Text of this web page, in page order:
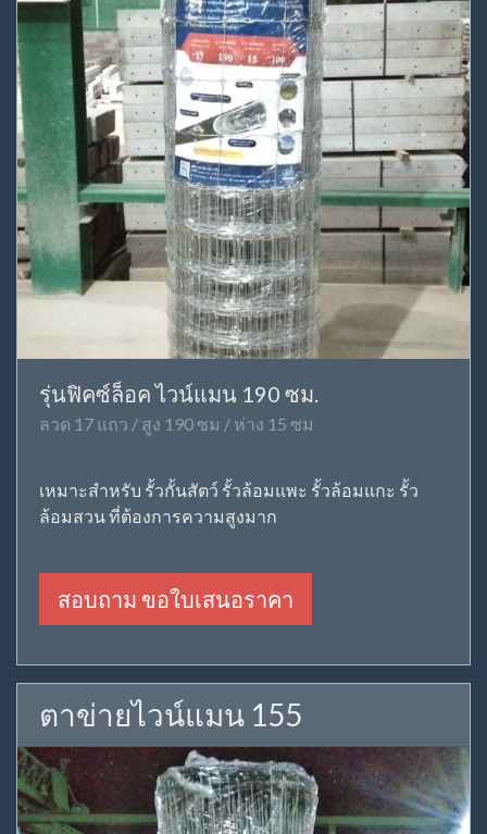
รุ่นฟิคซ์ล็อค ไวน์แมน 190 ซม.
ลวด 17 แถว / สูง 190 ซม / ห่าง 15 ซม
เหมาะสำหรับ รั้วกั้นสัตว์ รั้วล้อมแพะ รั้วล้อมแกะ รั้ว
ล้อมสวน ที่ต้องการความสูงมาก
สอบถาม ขอใบเสนอราคา
ตาข่ายไวน์แมน 155